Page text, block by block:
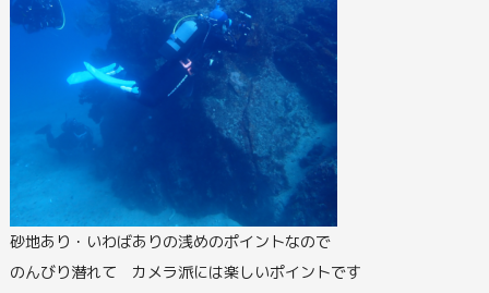
砂地あり・いわばありの浅めのポイントなので
のんびり潜れて カメラ派には楽しいポイントです